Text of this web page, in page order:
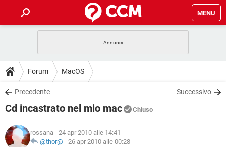
MENU
INTRATTENIMENTO
iOS
INSTAGRAM WHATSAPP
TIKTOK
HARDWARE
GUIDE
COVID-19
INSTAGRAM
DOWNLOAD
COVID-19 GAMING
INTRATTENIMENTO
iOS WINDOWS 10
COVID-19
GLOSSARIO
Forum MacOS
Precedente Successivo
Cd incastrato nel mio mac Chiuso
rossana - 24 apr 2010 alle 14:41
@thor@ - 26 apr 2010 alle 00:28